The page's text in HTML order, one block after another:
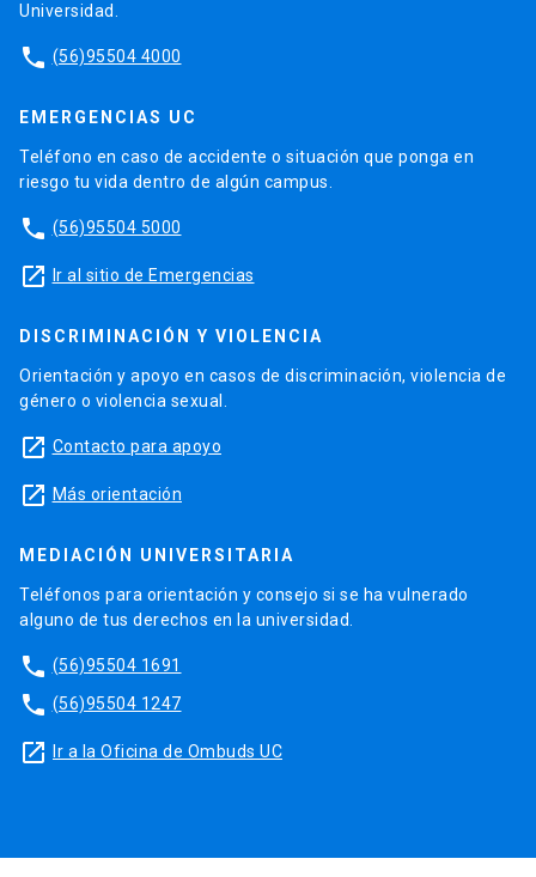
Universidad.
phone (56)95504 4000
EMERGENCIAS UC
Teléfono en caso de accidente o situación que ponga en
riesgo tu vida dentro de algún campus.
phone (56)95504 5000
launch Ir al sitio de Emergencias
DISCRIMINACIÓN Y VIOLENCIA
Orientación y apoyo en casos de discriminación, violencia de
género o violencia sexual.
launch Contacto para apoyo
launch Más orientación
MEDIACIÓN UNIVERSITARIA
Teléfonos para orientación y consejo si se ha vulnerado
alguno de tus derechos en la universidad.
phone (56)95504 1691
phone (56)95504 1247
launch Ir a la Oficina de Ombuds UC